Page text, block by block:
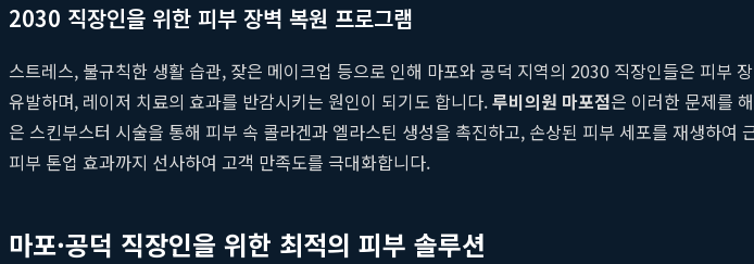
2030 직장인을 위한 피부 장벽 복원 프로그램
스트레스, 불규칙한 생활 습관, 잦은 메이크업 등으로 인해 마포와 공덕 지역의 2030 직장인들은 피부
유발하며, 레이저 치료의 효과를 반감시키는 원인이 되기도 합니다.루비의원 마포점은 이러한 문제를
은 스킨부스터 시술을 통해 피부 속 콜라겐과 엘라스틴 생성을 촉진하고, 손상된 피부 세포를 재생하
피부 톤업 효과까지 선사하여 고객 만족도를 극대화합니다.
마포·공덕 직장인을 위한 최적의 피부 솔루션